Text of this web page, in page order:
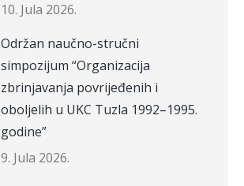
10. Jula 2026.
Održan naučno-stručni
simpozijum “Organizacija
zbrinjavanja povrijeđenih i
oboljelih u UKC Tuzla 1992–1995.
godine”
9. Jula 2026.